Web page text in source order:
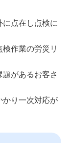
点在し点検に
作業の労災リ
があるお客さ
り一次対応が